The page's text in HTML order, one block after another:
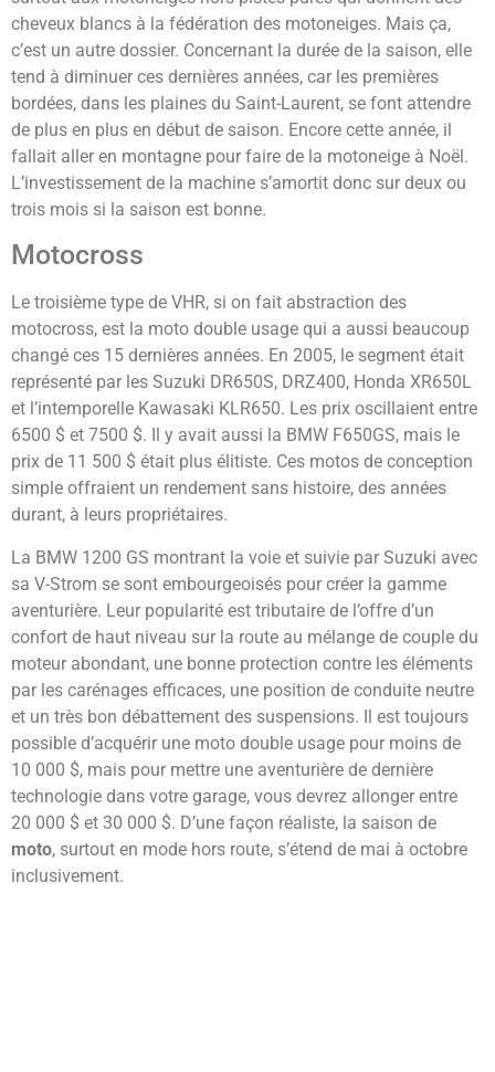
cheveux blancs à la fédération des motoneiges. Mais ça,
c’est un autre dossier. Concernant la durée de la saison, elle
tend à diminuer ces dernières années, car les premières
bordées, dans les plaines du Saint-Laurent, se font attendre
de plus en plus en début de saison. Encore cette année, il
fallait aller en montagne pour faire de la motoneige à Noël.
L’investissement de la machine s’amortit donc sur deux ou
trois mois si la saison est bonne.
Motocross
Le troisième type de VHR, si on fait abstraction des
motocross, est la moto double usage qui a aussi beaucoup
changé ces 15 dernières années. En 2005, le segment était
représenté par les Suzuki DR650S, DRZ400, Honda XR650L
et l’intemporelle Kawasaki KLR650. Les prix oscillaient entre
6500 $ et 7500 $. Il y avait aussi la BMW F650GS, mais le
prix de 11 500 $ était plus élitiste. Ces motos de conception
simple offraient un rendement sans histoire, des années
durant, à leurs propriétaires.
La BMW 1200 GS montrant la voie et suivie par Suzuki avec
sa V-Strom se sont embourgeoisés pour créer la gamme
aventurière. Leur popularité est tributaire de l’offre d’un
confort de haut niveau sur la route au mélange de couple du
moteur abondant, une bonne protection contre les éléments
par les carénages efficaces, une position de conduite neutre
et un très bon débattement des suspensions. Il est toujours
possible d’acquérir une moto double usage pour moins de
10 000 $, mais pour mettre une aventurière de dernière
technologie dans votre garage, vous devrez allonger entre
20 000 $ et 30 000 $. D’une façon réaliste, la saison de
moto, surtout en mode hors route, s’étend de mai à octobre
inclusivement.